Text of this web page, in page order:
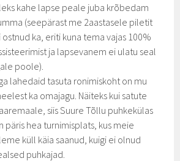
kahe lapse peale juba krõbedam
(seepärast me 2aastasele piletit
ostnud ka, eriti kuna tema vajas 100%
ja lapsevanem ei ulatu seal
poole).
lahedaid tasuta ronimiskoht on mu
ka omajagu. Näiteks kui satute
siis Suure Tõllu puhkekülas
päris hea turnimisplats, kus meie
küll käia saanud, kuigi ei olnud
puhkajad.